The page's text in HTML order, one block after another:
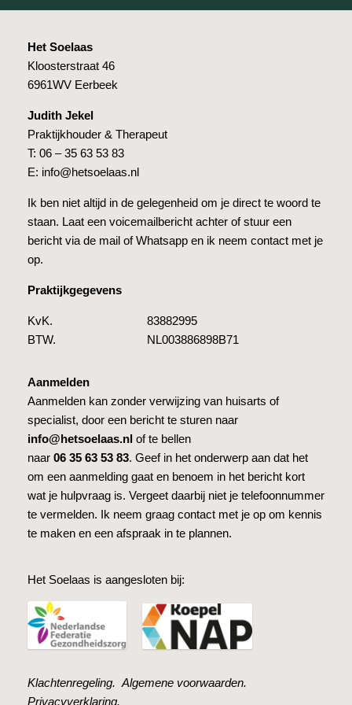
Het Soelaas
Kloosterstraat 46
6961WV Eerbeek
Judith Jekel
Praktijkhouder & Therapeut
T: 06 – 35 63 53 83
E: info@hetsoelaas.nl
Ik ben niet altijd in de gelegenheid om je direct te woord te
staan. Laat een voicemailbericht achter of stuur een
bericht via de mail of Whatsapp en ik neem contact met je
op.
Praktijkgegevens
KvK. 83882995
BTW. NL003886898B71
Aanmelden
Aanmelden kan zonder verwijzing van huisarts of
specialist, door een bericht te sturen naar
info@hetsoelaas.nl of te bellen
naar 06 35 63 53 83. Geef in het onderwerp aan dat het
om een aanmelding gaat en benoem in het bericht kort
wat je hulpvraag is. Vergeet daarbij niet je telefoonnummer
te vermelden. Ik neem graag contact met je op om kennis
te maken en een afspraak in te plannen.
Het Soelaas is aangesloten bij:
Klachtenregeling. Algemene voorwaarden.
Privacyverklaring.